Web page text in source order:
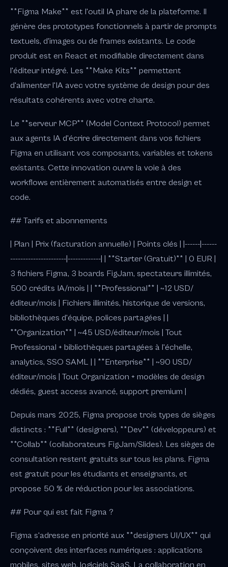
**Figma Make** est l'outil IA phare de la plateforme. Il
génère des prototypes fonctionnels à partir de prompts
textuels, d'images ou de frames existants. Le code
produit est en React et modifiable directement dans
l'éditeur intégré. Les **Make Kits** permettent
d'alimenter l'IA avec votre système de design pour des
résultats cohérents avec votre charte.
Le **serveur MCP** (Model Context Protocol) permet
aux agents IA d'écrire directement dans vos fichiers
Figma en utilisant vos composants, variables et tokens
existants. Cette innovation ouvre la voie à des
workflows entièrement automatisés entre design et
code.
## Tarifs et abonnements
| Plan | Prix (facturation annuelle) | Points clés | |------|------
----------------------|-------------| | **Starter (Gratuit)** | 0 EUR |
3 fichiers Figma, 3 boards FigJam, spectateurs illimités,
500 crédits IA/mois | | **Professional** | ~12 USD/
éditeur/mois | Fichiers illimités, historique de versions,
bibliothèques d'équipe, polices partagées | |
**Organization** | ~45 USD/éditeur/mois | Tout
Professional + bibliothèques partagées à l'échelle,
analytics, SSO SAML | | **Enterprise** | ~90 USD/
éditeur/mois | Tout Organization + modèles de design
dédiés, guest access avancé, support premium |
Depuis mars 2025, Figma propose trois types de sièges
distincts : **Full** (designers), **Dev** (développeurs) et
**Collab** (collaborateurs FigJam/Slides). Les sièges de
consultation restent gratuits sur tous les plans. Figma
est gratuit pour les étudiants et enseignants, et
propose 50 % de réduction pour les associations.
## Pour qui est fait Figma ?
Figma s'adresse en priorité aux **designers UI/UX** qui
conçoivent des interfaces numériques : applications